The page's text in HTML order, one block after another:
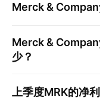
Merck &
Merck &
少？
上季度MRK的净